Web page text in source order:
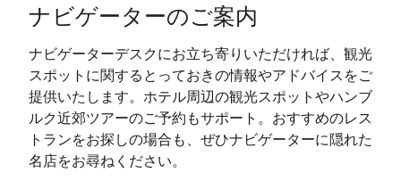
ナビゲーターのご案内
ナビゲーターデスクにお立ち寄りいただければ、観光
スポットに関するとっておきの情報やアドバイスをご
提供いたします。ホテル周辺の観光スポットやハンブ
ルク近郊ツアーのご予約もサポート。おすすめのレス
トランをお探しの場合も、ぜひナビゲーターに隠れた
名店をお尋ねください。